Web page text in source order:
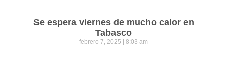
Se espera viernes de mucho calor en
Tabasco
febrero 7, 2025 8:03 am